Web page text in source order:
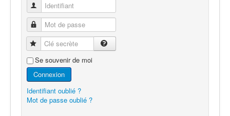
Identifiant
Mot de passe
Clé secrète
Se souvenir de moi
Connexion
Identifiant oublié ?
Mot de passe oublié ?